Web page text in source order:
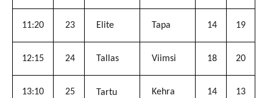
11:20 23 Elite Tapa 14 19
12:15 24 Tallas Viimsi 18 20
13:10 25 Tartu Kehra 14 13